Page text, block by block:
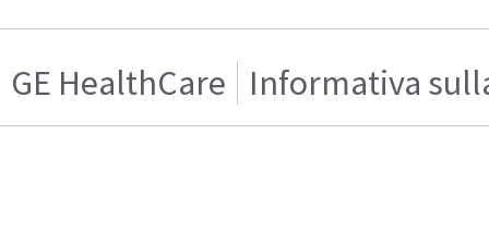
GE HealthCare Informativa